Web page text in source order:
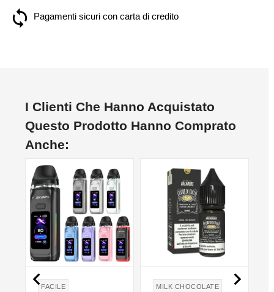
Pagamenti sicuri con carta di credito
I Clienti Che Hanno Acquistato
Questo Prodotto Hanno Comprato
Anche:
FACILE
MILK CHOCOLATE
 